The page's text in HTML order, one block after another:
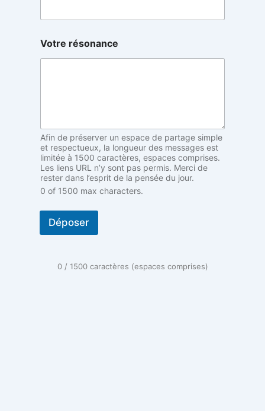
)
A
n
r
é
s
o
n
a
n
Votre résonance
Afin de préserver un espace de partage simple
et respectueux, la longueur des messages est
limitée à 1500 caractères, espaces comprises.
Les liens URL n’y sont pas permis. Merci de
rester dans l’esprit de la pensée du jour.
0 of 1500 max characters.
Déposer
0 / 1500 caractères (espaces comprises)